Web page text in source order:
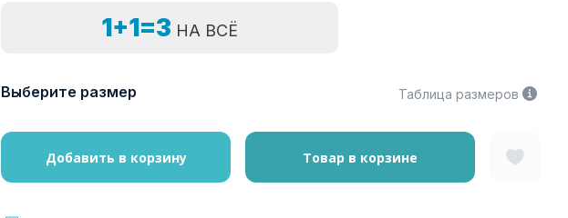
1+1=3 НА ВСЁ
Выберите размер Таблица размеров
Добавить в корзину Товар в корзине